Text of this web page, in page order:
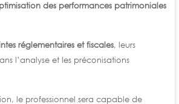
des performances patrimoniales
réglementaires et fiscales, leurs
l’analyse et les préconisations
le professionnel sera capable de